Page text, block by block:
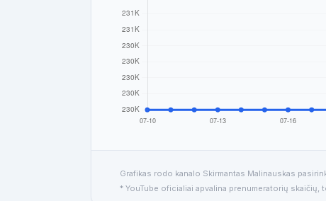
Grafikas rodo kanalo Skirmantas Malinauskas
* YouTube oficialiai apvalina prenumeratorių